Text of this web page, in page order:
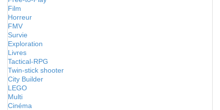
Film
Horreur
FMV
Survie
Exploration
Livres
Tactical-RPG
Twin-stick shooter
City Builder
LEGO
Multi
Cinéma